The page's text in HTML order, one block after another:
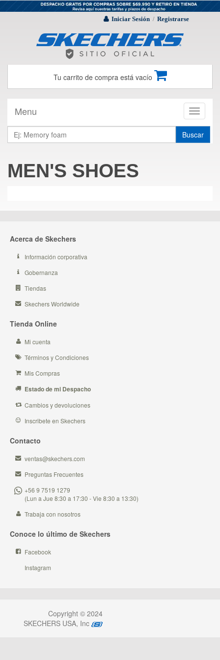
Iniciar Sesión / Registrarse
Tu carrito de compra está vacío
Toggle
Menu
Buscar
MEN'S SHOES
Acerca de Skechers
Información corporativa
Gobernanza
Tiendas
Skechers Worldwide
Tienda Online
Mi cuenta
Términos y Condiciones
Mis Compras
Estado de mi Despacho
Cambios y devoluciones
Inscribete en Skechers
Contacto
ventas@skechers.com
Preguntas Frecuentes
+56 9 7519 1279
(Lun a Jue 8:30 a 17:30 - Vie 8:30 a 13:30)
Trabaja con nosotros
Conoce lo último de Skechers
Facebook
Instagram
Copyright © 2024
SKECHERS USA, Inc